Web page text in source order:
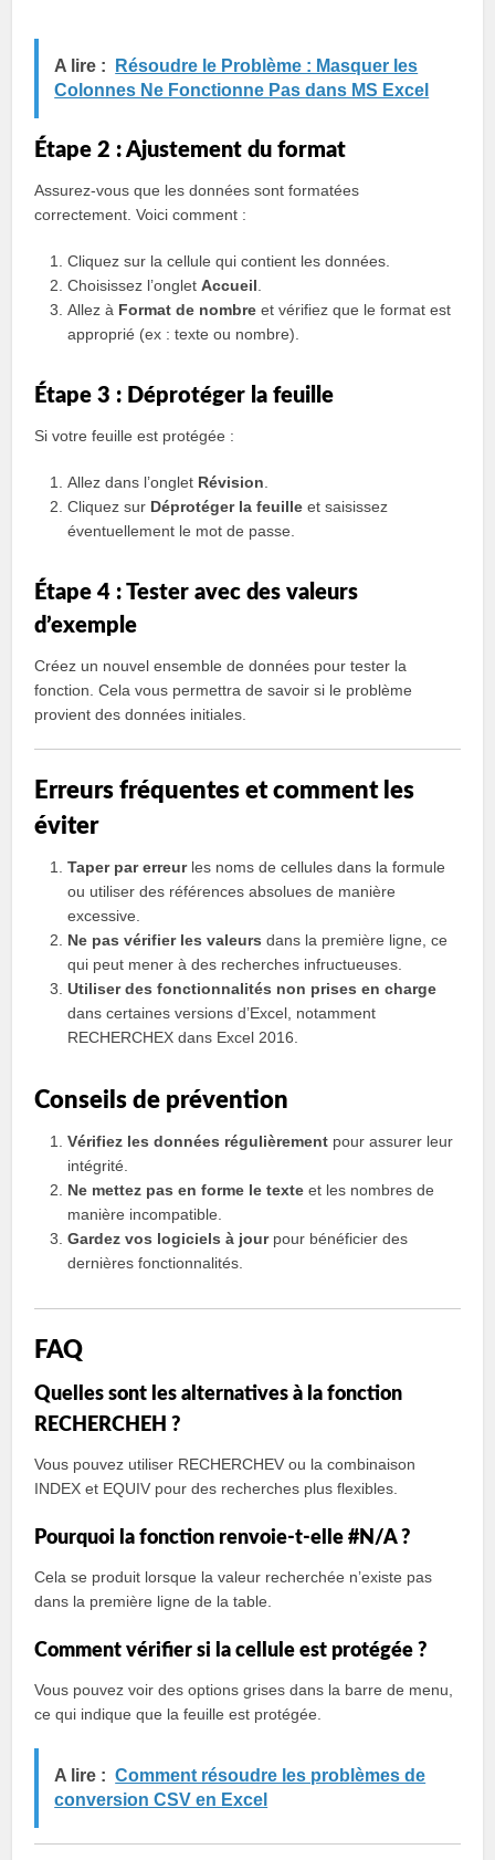
A lire :
Résoudre le Problème : Masquer les
Colonnes Ne Fonctionne Pas dans MS Excel
Étape 2 : Ajustement du format
Assurez-vous que les données sont formatées
correctement. Voici comment :
Cliquez sur la cellule qui contient les données.
Choisissez l’ongletAccueil
Allez à Format de nombre et vérifiez que le format est
approprié (ex : texte ou nombre).
Étape 3 : Déprotéger la feuille
Si votre feuille est protégée :
Allez dans l’onglet Révision
Cliquez sur Déprotéger la feuille et saisissez
éventuellement le mot de passe.
Étape 4 : Tester avec des valeurs
d’exemple
Créez un nouvel ensemble de données pour tester la
fonction. Cela vous permettra de savoir si le problème
provient des données initiales.
Erreurs fréquentes et comment les
éviter
Taper par erreurles noms de cellules dans la formule
ou utiliser des références absolues de manière
excessive.
Ne pas vérifier les valeurs dans la première ligne, ce
qui peut mener à des recherches infructueuses.
Utiliser des fonctionnalités non prises en charge
dans certaines versions d’Excel, notamment
RECHERCHEX dans Excel 2016.
Conseils de prévention
Vérifiez les données régulièrement pour assurer leur
intégrité.
Ne mettez pas en forme le texte et les nombres de
manière incompatible.
Gardez vos logiciels à jourpour bénéficier des
dernières fonctionnalités.
FAQ
Quelles sont les alternatives à la fonction
RECHERCHEH ?
Vous pouvez utiliser RECHERCHEV ou la combinaison
INDEX et EQUIV pour des recherches plus flexibles.
Pourquoi la fonction renvoie-t-elle #N/A ?
Cela se produit lorsque la valeur recherchée n’existe pas
dans la première ligne de la table.
Comment vérifier si la cellule est protégée ?
Vous pouvez voir des options grises dans la barre de menu,
ce qui indique que la feuille est protégée.
A lire : Comment résoudre les problèmes de
conversion CSV en Excel